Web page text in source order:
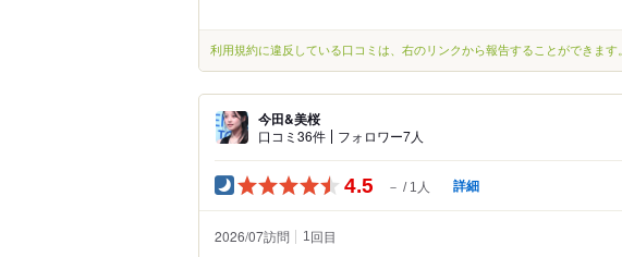
利用規約に違反している口コミは、右のリンクから報告することができます。
今田&美桜
口コミ36件 フォロワー7人
4.5 － 1人 詳細
2026/07訪問 1回目